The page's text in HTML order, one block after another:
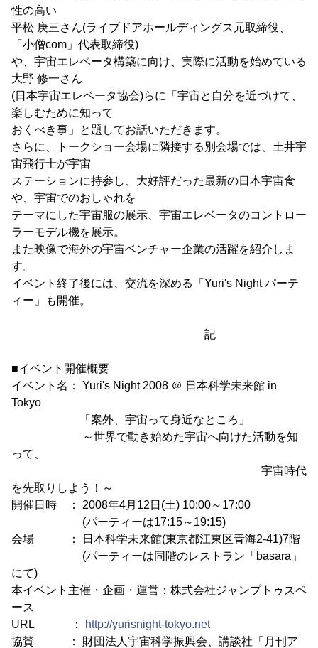
性の高い
平松 庚三さん(ライブドアホールディングス元取締役、
「小僧com」代表取締役)
や、宇宙エレベータ構築に向け、実際に活動を始めている
大野 修一さん
(日本宇宙エレベータ協会)らに「宇宙と自分を近づけて、
楽しむために知って
おくべき事」と題してお話いただきます。
さらに、トークショー会場に隣接する別会場では、土井宇
宙飛行士が宇宙
ステーションに持参し、大好評だった最新の日本宇宙食
や、宇宙でのおしゃれを
テーマにした宇宙服の展示、宇宙エレベータのコントロー
ラーモデル機を展示。
また映像で海外の宇宙ベンチャー企業の活躍を紹介しま
す。
イベント終了後には、交流を深める「Yuri's Night パーテ
ィー」も開催。
記
■イベント開催概要
イベント名： Yuri's Night 2008 ＠ 日本科学未来館 in
Tokyo
「案外、宇宙って身近なところ」
～世界で動き始めた宇宙へ向けた活動を知
って、
宇宙時代
を先取りしよう！～
開催日時 ： 2008年4月12日(土) 10:00～17:00
(パーティーは17:15～19:15)
会場 ： 日本科学未来館(東京都江東区青海2-41)7階
(パーティーは同階のレストラン「basara」
にて)
本イベント主催・企画・運営：株式会社ジャンプトゥスペ
ース
URL ：
http://yurisnight-tokyo.net
協賛 ： 財団法人宇宙科学振興会、講談社「月刊ア